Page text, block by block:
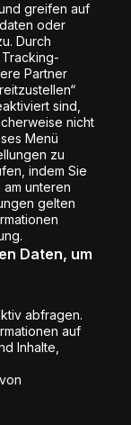
greifen auf
oder
Durch
Partner
sind,
nicht
Menü
zu
indem Sie
unteren
gelten
Daten, um
abfragen.
auf
Inhalte,